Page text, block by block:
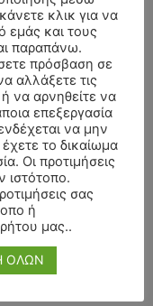
κλικ για να
εμάς και τους
παραπάνω.
πρόσβαση σε
αλλάξετε τις
να αρνηθείτε να
επεξεργασία
να μην
το δικαίωμα
Οι προτιμήσεις
ιστότοπο.
σας
ή
μας..
ΟΛΩΝ